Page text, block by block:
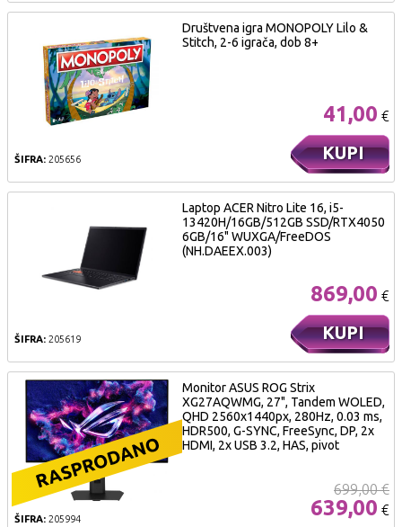
ŠIFRA: 205656
Društvena igra MONOPOLY Lilo &
Stitch, 2-6 igrača, dob 8+
41,00 €
KUPI
ŠIFRA: 205619
Laptop ACER Nitro Lite 16, i5-
13420H/16GB/512GB SSD/RTX4050
6GB/16" WUXGA/FreeDOS
(NH.DAEEX.003)
869,00 €
KUPI
ŠIFRA: 205994
Monitor ASUS ROG Strix
XG27AQWMG, 27", Tandem WOLED,
QHD 2560x1440px, 280Hz, 0.03 ms,
HDR500, G-SYNC, FreeSync, DP, 2x
HDMI, 2x USB 3.2, HAS, pivot
699,00 €
639,00 €